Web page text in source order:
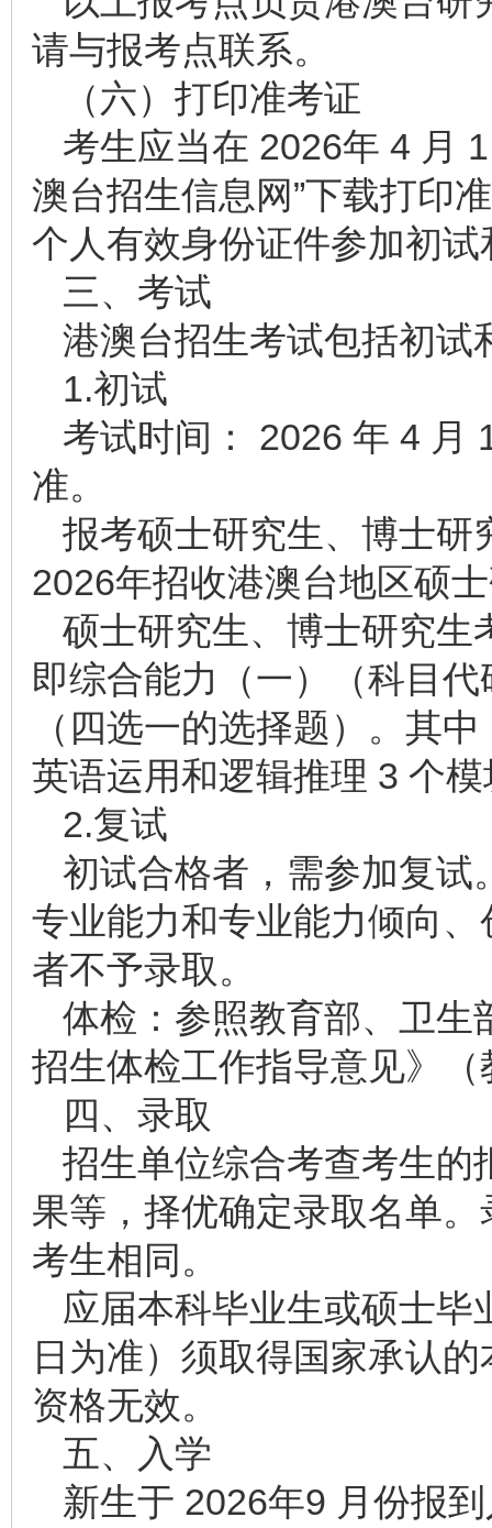
请与报考点联系。
（六）打印准考证
考生应当在 2026年 4 月
澳台招生信息网”下载打印
个人有效身份证件参加初试
三、考试
港澳台招生考试包括初试
1.初试
考试时间： 2026 年 4 月
准。
报考硕士研究生、博士研
2026年招收港澳台地区硕
硕士研究生、博士研究生
即综合能力（一）（科目
（四选一的选择题）。其
英语运用和逻辑推理 3 个
2.复试
初试合格者，需参加复试
专业能力和专业能力倾向
者不予录取。
体检：参照教育部、卫生
招生体检工作指导意见》
四、录取
招生单位综合考查考生的
果等，择优确定录取名单
考生相同。
应届本科毕业生或硕士
日为准）须取得国家承认
资格无效。
五、入学
新生于 2026年9 月份报